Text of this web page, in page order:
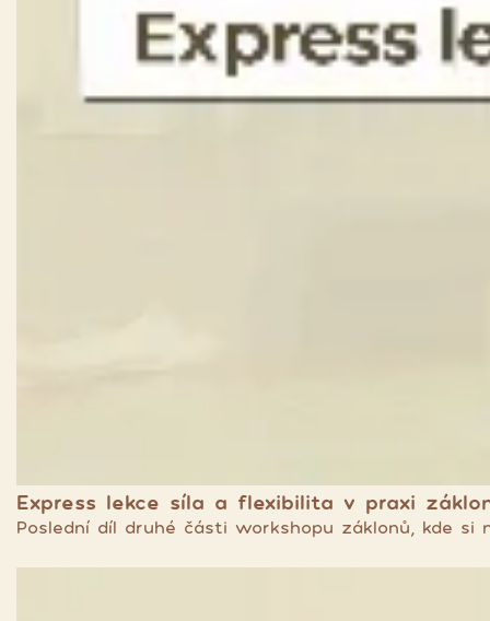
Express lekce síla a flexibilita v praxi
Poslední díl druhé části workshopu záklonů, kde